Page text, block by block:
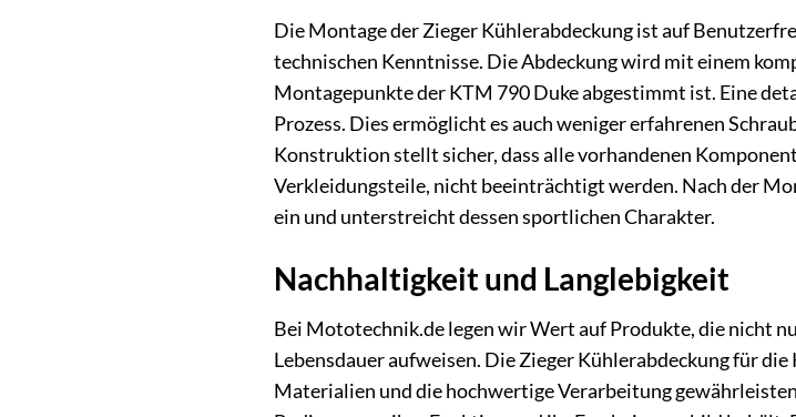
Die Montage der Zieger Kühlerabdeckung ist auf
technischen Kenntnisse. Die Abdeckung wird mit einem
Montagepunkte der KTM 790 Duke abgestimmt ist. Eine
Prozess. Dies ermöglicht es auch weniger erfahrenen
Konstruktion stellt sicher, dass alle vorhandenen
Verkleidungsteile, nicht beeinträchtigt werden. Nach der
ein und unterstreicht dessen sportlichen Charakter.
Nachhaltigkeit und Langlebigkeit
Bei Mototechnik.de legen wir Wert auf Produkte, die nicht
Lebensdauer aufweisen. Die Zieger Kühlerabdeckung für
Materialien und die hochwertige Verarbeitung